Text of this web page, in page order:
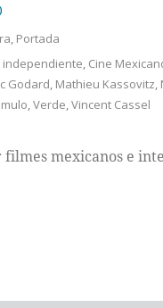
, Portada
independiente, Cine
Godard, Mathieu Kassovitz,
,Verde,Vincent Cassel
mexicanos e